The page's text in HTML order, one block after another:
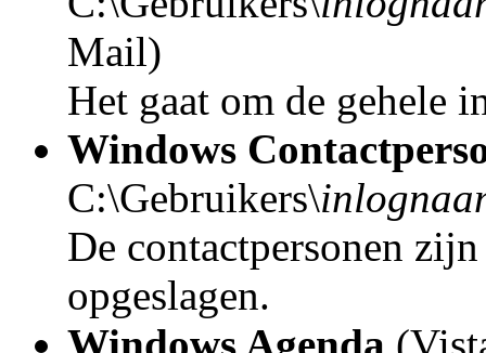
Mail)
Het gaat om de gehele
Windows
C:\Gebruikers\
De contactpersonen
opgeslagen.
Windows Agenda